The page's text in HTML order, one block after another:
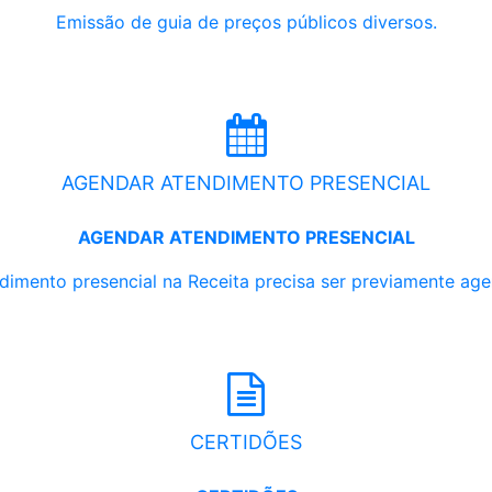
Emissão de guia de preços públicos diversos.
AGENDAR ATENDIMENTO PRESENCIAL
AGENDAR ATENDIMENTO PRESENCIAL
presencial na Receita precisa ser previamente
CERTIDÕES